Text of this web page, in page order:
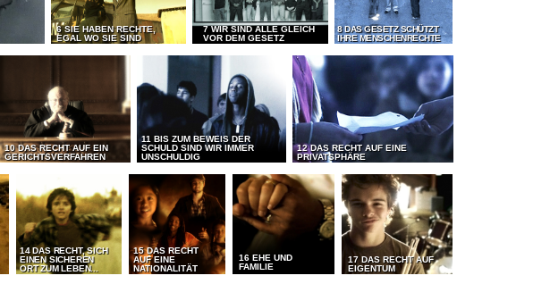
6 SIE HABEN RECHTE,
EGAL WO SIE SIND
7 WIR SIND ALLE GLEICH
VOR DEM GESETZ
8 DAS GESETZ SCHÜTZT
IHRE MENSCHENRECHTE
10 DAS RECHT AUF EIN
GERICHTSVERFAHREN
11 BIS ZUM BEWEIS DER
SCHULD SIND WIR IMMER
UNSCHULDIG
12 DAS RECHT AUF EINE
PRIVATSPHÄRE
14 DAS RECHT, SICH
EINEN SICHEREN
ORT ZUM LEBEN...
15 DAS RECHT
AUF EINE
NATIONALITÄT
16 EHE UND
FAMILIE
17 DAS RECHT AUF
EIGENTUM